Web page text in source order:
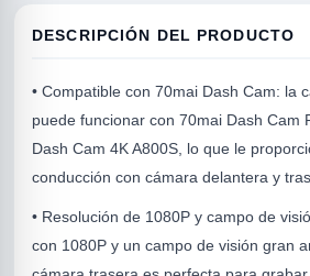
DESCRIPCIÓN DEL PRODUCTO
• Compatible con 70mai Dash Cam: la
puede funcionar con 70mai Dash Cam
Dash Cam 4K A800S, lo que le
conducción con cámara delantera y
• Resolución de 1080P y campo de
con 1080P y un campo de visión gran